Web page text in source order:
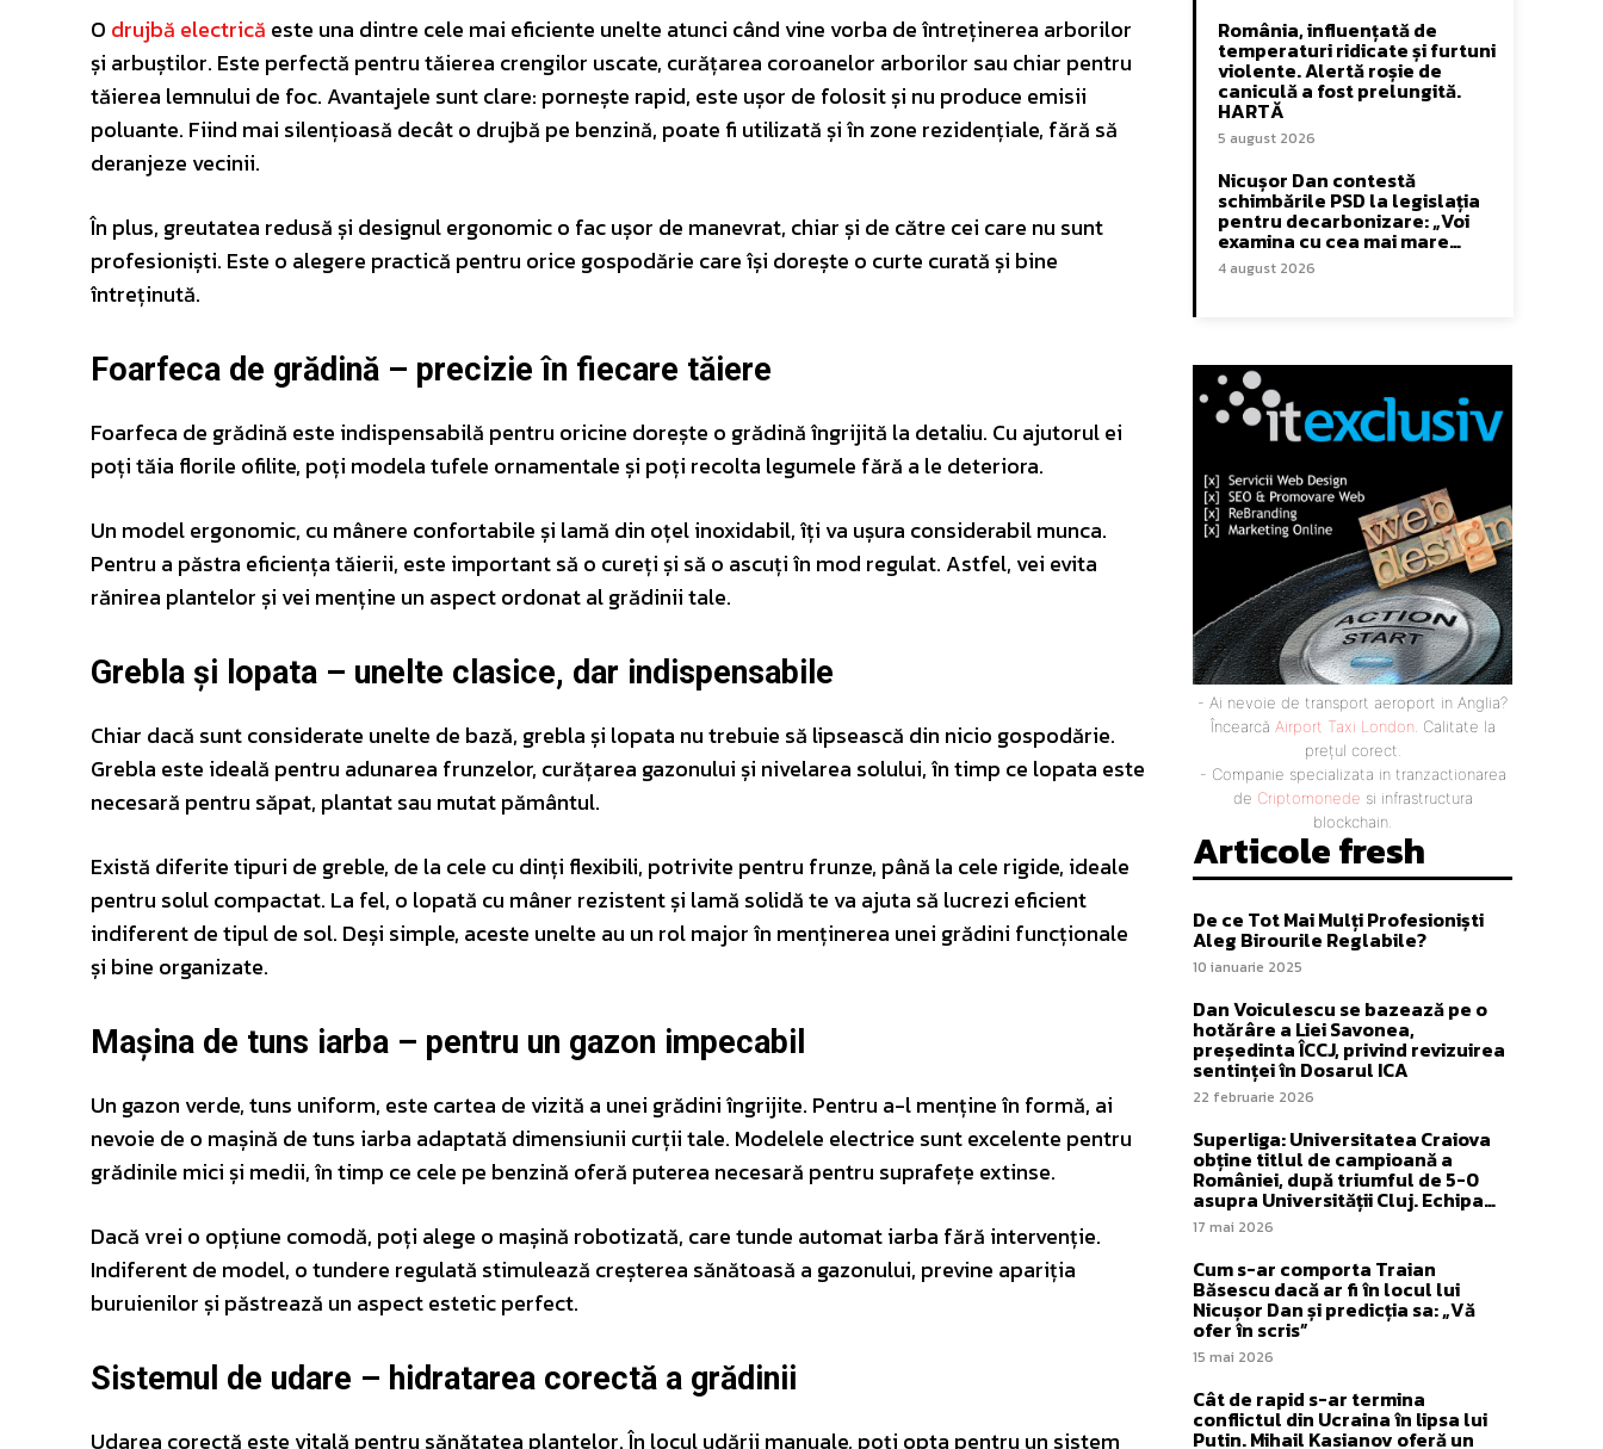
O drujbă electrică este una dintre cele mai eficiente unelte atunci când vine vorba de întreținerea arborilor
și arbuștilor. Este perfectă pentru tăierea crengilor uscate, curățarea coroanelor arborilor sau chiar pentru
tăierea lemnului de foc. Avantajele sunt clare: pornește rapid, este ușor de folosit și nu produce emisii
poluante. Fiind mai silențioasă decât o drujbă pe benzină, poate fi utilizată și în zone rezidențiale, fără să
deranjeze vecinii.
În plus, greutatea redusă și designul ergonomic o fac ușor de manevrat, chiar și de către cei care nu sunt
profesioniști. Este o alegere practică pentru orice gospodărie care își dorește o curte curată și bine
întreținută.
Foarfeca de grădină – precizie în fiecare tăiere
Foarfeca de grădină este indispensabilă pentru oricine dorește o grădină îngrijită la detaliu. Cu ajutorul ei
poți tăia florile ofilite, poți modela tufele ornamentale și poți recolta legumele fără a le deteriora.
Un model ergonomic, cu mânere confortabile și lamă din oțel inoxidabil, îți va ușura considerabil munca.
Pentru a păstra eficiența tăierii, este important să o cureți și să o ascuți în mod regulat. Astfel, vei evita
rănirea plantelor și vei menține un aspect ordonat al grădinii tale.
Grebla și lopata – unelte clasice, dar indispensabile
Chiar dacă sunt considerate unelte de bază, grebla și lopata nu trebuie să lipsească din nicio gospodărie.
Grebla este ideală pentru adunarea frunzelor, curățarea gazonului și nivelarea solului, în timp ce lopata este
necesară pentru săpat, plantat sau mutat pământul.
Există diferite tipuri de greble, de la cele cu dinți flexibili, potrivite pentru frunze, până la cele rigide, ideale
pentru solul compactat. La fel, o lopată cu mâner rezistent și lamă solidă te va ajuta să lucrezi eficient
indiferent de tipul de sol. Deși simple, aceste unelte au un rol major în menținerea unei grădini funcționale
și bine organizate.
Mașina de tuns iarba – pentru un gazon impecabil
Un gazon verde, tuns uniform, este cartea de vizită a unei grădini îngrijite. Pentru a-l menține în formă, ai
nevoie de o mașină de tuns iarba adaptată dimensiunii curții tale. Modelele electrice sunt excelente pentru
grădinile mici și medii, în timp ce cele pe benzină oferă puterea necesară pentru suprafețe extinse.
Dacă vrei o opțiune comodă, poți alege o mașină robotizată, care tunde automat iarba fără intervenție.
Indiferent de model, o tundere regulată stimulează creșterea sănătoasă a gazonului, previne apariția
buruienilor și păstrează un aspect estetic perfect.
Sistemul de udare – hidratarea corectă a grădinii
Udarea corectă este vitală pentru sănătatea plantelor. În locul udării manuale, poți opta pentru un sistem
România, influențată de
temperaturi ridicate și furtuni
violente. Alertă roșie de
caniculă a fost prelungită.
HARTĂ
5 august 2026
Nicușor Dan contestă
schimbările PSD la legislația
pentru decarbonizare: „Voi
examina cu cea mai mare…
4 august 2026
- Ai nevoie de transport aeroport in Anglia?
Încearcă Airport Taxi London. Calitate la
prețul corect.
- Companie specializata in tranzactionarea
de Criptomonede si infrastructura
blockchain.
Articole fresh
De ce Tot Mai Mulți Profesioniști
Aleg Birourile Reglabile?
10 ianuarie 2025
Dan Voiculescu se bazează pe o
hotărâre a Liei Savonea,
președinta ÎCCJ, privind revizuirea
sentinței în Dosarul ICA
22 februarie 2026
Superliga: Universitatea Craiova
obține titlul de campioană a
României, după triumful de 5-0
asupra Universității Cluj. Echipa…
17 mai 2026
Cum s-ar comporta Traian
Băsescu dacă ar fi în locul lui
Nicușor Dan și predicția sa: „Vă
ofer în scris”
15 mai 2026
Cât de rapid s-ar termina
conflictul din Ucraina în lipsa lui
Putin. Mihail Kasianov oferă un